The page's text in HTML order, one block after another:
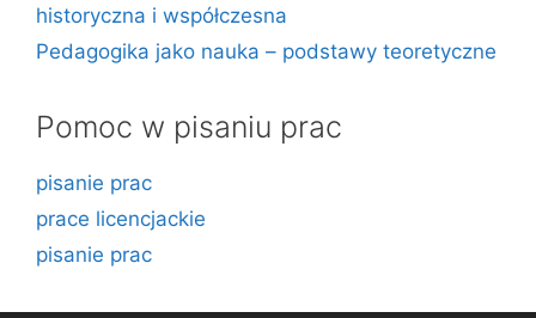
historyczna i współczesna
Pedagogika jako nauka – podstawy teoretyczne
Pomoc w pisaniu prac
pisanie prac
prace licencjackie
pisanie prac